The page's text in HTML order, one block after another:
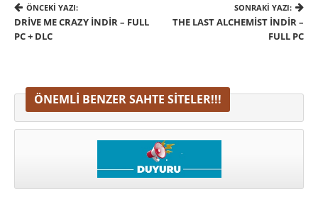
ÖNCEKI YAZI:
DRIVE ME CRAZY İNDIR – FULL
PC + DLC
SONRAKI YAZI:
THE LAST ALCHEMIST İNDIR –
FULL PC
ÖNEMLI BENZER SAHTE SITELER!!!